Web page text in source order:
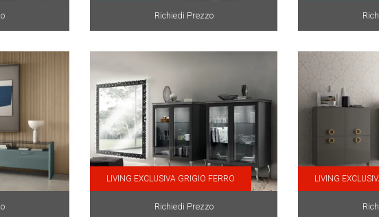
Richiedi Prezzo
LIVING EXCLUSIVA GRIGIO FERRO
Richiedi Prezzo
LIVING